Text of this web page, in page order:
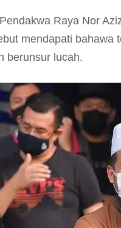
Raya Nor
mendapati bahawa
berunsur lucah.